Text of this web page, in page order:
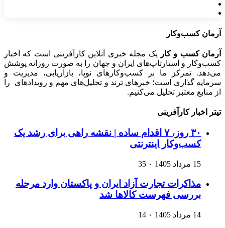
آرمان کسب‌وکار
آرمان کسب و کار
یک مجله خبری آنلاین کارآفرینی است که اخبار
کسب‌وکار و استارتاپ‌های ایران و جهان را به صورت روزانه پوشش
می‌دهد. تمرکز ما بر کسب‌وکارهای نوپا، بازاریابی، مدیریت و
سرمایه گذاری است؛ خبرهای ترند و تحلیل‌های مهم و رویدادهای را
از منابع معتبر تحلیل می‌کنیم.
تیتر اخبار کارآفرینی
۳۰ روز، ۷ اقدام ساده | نقشه راهی برای رشد یک
کسب‌وکار اینترنتی
15 مرداد 1405 ۰ 35
مذاکرات تجارت آزاد ایران و پاکستان وارد مرحله
بررسی فهرست کالاها شد
14 مرداد 1405 ۰ 14